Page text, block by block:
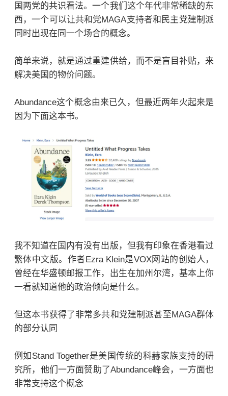
国两党的共识看法。一个我们这个年代非常稀缺的东
西，一个可以让共和党MAGA支持者和民主党建制派
同时出现在同一个场合的概念。
简单来说，就是通过重建供给，而不是盲目补贴，来
解决美国的物价问题。
Abundance这个概念由来已久，但最近两年火起来是
因为下面这本书。
我不知道在国内有没有出版，但我有印象在香港看过
繁体中文版。作者Ezra Klein是VOX网站的创始人，
曾经在华盛顿邮报工作，出生在加州尔湾，基本上你
一看就知道他的政治倾向是什么。
但这本书获得了非常多共和党建制派甚至MAGA群体
的部分认同
例如Stand Together是美国传统的科赫家族支持的研
究所，他们一方面赞助了Abundance峰会，一方面也
非常支持这个概念